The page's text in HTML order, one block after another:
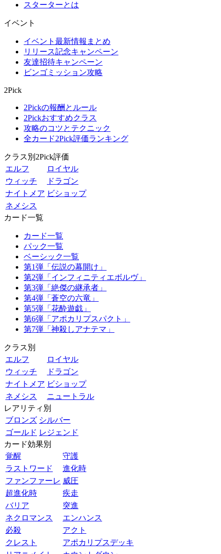
スターターとは
イベント
イベント最新情報まとめ
リリース記念キャンペーン
友達招待キャンペーン
ビンゴミッション攻略
2Pick
2Pickの報酬とルール
2Pickおすすめクラス
攻略のコツとテクニック
全カード2Pick評価ランキング
クラス別2Pick評価
エルフ
ロイヤル
ウィッチ
ドラゴン
ナイトメア ビショップ
ネメシス
カード一覧
カード一覧
パック一覧
ベーシック一覧
第1弾「伝説の幕開け」
第2弾「インフィニティエボルヴ」
第3弾「絶傑の継承者」
第4弾「蒼空の六竜」
第5弾「花酔遊戯」
第6弾「アポカリプスパクト」
第7弾「神殺しアナテマ」
クラス別
エルフ
ロイヤル
ウィッチ
ドラゴン
ナイトメア ビショップ
ネメシス
ニュートラル
レアリティ別
ブロンズ シルバー
ゴールド レジェンド
カード効果別
覚醒
守護
ラストワード
進化時
ファンファーレ 威圧
超進化時
疾走
バリア
突進
ネクロマンス
エンハンス
必殺
アクト
クレスト
アポカリプスデッキ